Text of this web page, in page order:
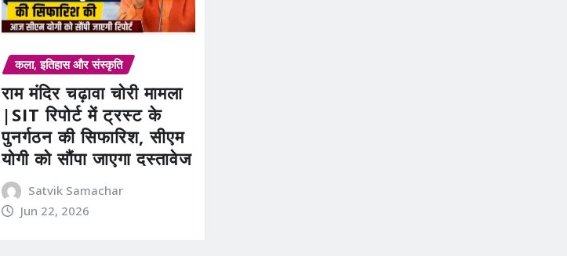
कला, इतिहास और संस्कृति
राम मंदिर चढ़ावा चोरी मामला
|SIT रिपोर्ट में ट्रस्ट के
पुनर्गठन की सिफारिश, सीएम
योगी को सौंपा जाएगा दस्तावेज
Satvik Samachar
Jun 22, 2026